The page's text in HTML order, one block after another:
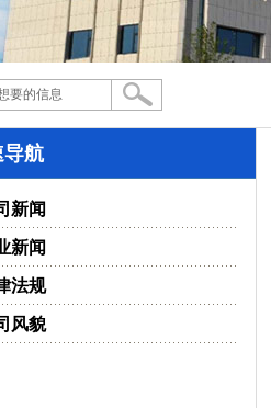
导航
新闻
新闻
法规
风貌